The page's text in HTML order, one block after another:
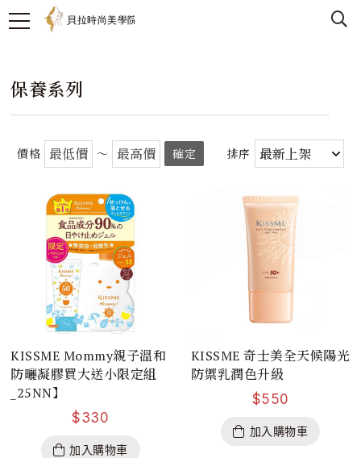
保養系列
價格 ～ 確定 排序
KISSME Mommy親子溫和
防曬凝膠買大送小限定組
_25NN】
$330
加入購物車
KISSME 奇士美全天候陽光
防禦乳潤色升級
$550
加入購物車